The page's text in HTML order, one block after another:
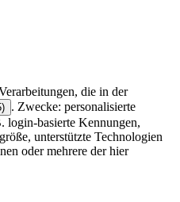
die in der
. Zwecke: personalisierte
login-basierte Kennungen,
unterstützte Technologien
oder mehrere der hier